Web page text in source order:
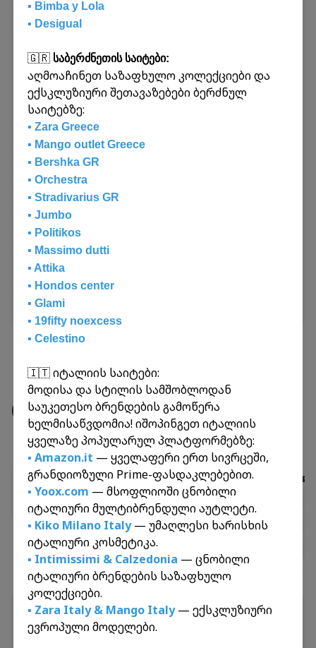
გადაზიდვას ევროპიდან, ჩინეთიდან და
მსოფლიოს ნებისმიერი ქვეყნიდან
საზღვაო და საჰაერო გზებით. ასევე
გთავაზობთ საბაჟო მომსახურებასა და
ტვირთის დაზღვევას.
გაიგეთ მეტი
რეისები
✈️საჰაერო რეისები
ამერიკა დიდი ბრიტანეთი ჩინეთი
🚐
რეისები
✈️
CN-GE-PT-20260807
გამოგზავნა ჩამოსვლა
▪️ Bimba y Lola
▪️ Desigual
🇬🇷 საბერძნეთის საიტები:
აღმოაჩინეთ საზაფხულო კოლექციები და
ექსკლუზიური შეთავაზებები ბერძნულ
საიტებზე:
▪️ Zara Greece
▪️ Mango outlet Greece
▪️ Bershka GR
▪️ Orchestra
▪️ Stradivarius GR
▪️ Jumbo
▪️ Politikos
▪️ Massimo dutti
▪️ Attika
▪️ Hondos center
▪️ Glami
▪️ 19fifty noexcess
▪️ Celestino
🇮🇹 იტალიის საიტები:
მოდისა და სტილის სამშობლოდან
საუკეთესო ბრენდების გამოწერა
ხელმისაწვდომია! იშოპინგეთ იტალიის
ყველაზე პოპულარულ პლატფორმებზე:
▪️ Amazon.it — ყველაფერი ერთ სივრცეში,
გრანდიოზული Prime-ფასდაკლებებით.
▪️ Yoox.com — მსოფლიოში ცნობილი
იტალიური მულტიბრენდული აუტლეტი.
▪️ Kiko Milano Italy — უმაღლესი ხარისხის
იტალიური კოსმეტიკა.
▪️ Intimissimi & Calzedonia — ცნობილი
იტალიური ბრენდების საზაფხულო
კოლექციები.
▪️ Zara Italy& Mango Italy — ექსკლუზიური
ევროპული მოდელები.